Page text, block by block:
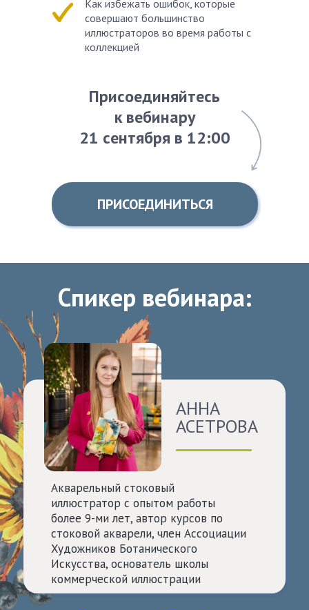
Как избежать ошибок, которые
совершают большинство
иллюстраторов во время работы с
коллекцией
Присоединяйтесь
к вебинару
21 сентября в 12:00
ПРИСОЕДИНИТЬСЯ
АННА
АСЕТРОВА
Акварельный стоковый
иллюстратор с опытом работы
более 9-ми лет, автор курсов по
стоковой акварели, член Ассоциации
Художников Ботанического
Искусства, основатель школы
коммерческой иллюстрации
Спикер вебинара: